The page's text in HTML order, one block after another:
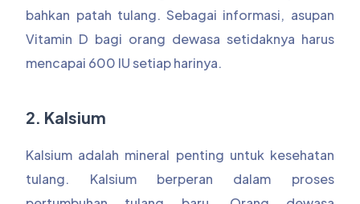
bahkan patah tulang. Sebagai informasi, asupan
Vitamin D bagi orang dewasa setidaknya harus
mencapai 600 IU setiap harinya.
2. Kalsium
Kalsium adalah mineral penting untuk kesehatan
tulang. Kalsium berperan dalam proses